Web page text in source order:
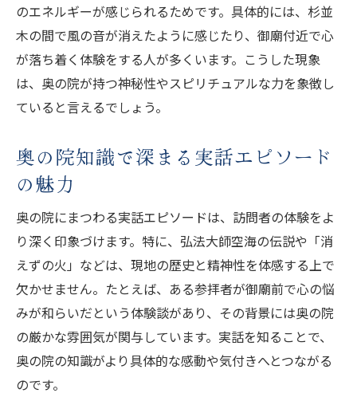
のエネルギーが感じられるためです。具体的には、杉並
木の間で風の音が消えたように感じたり、御廟付近で心
が落ち着く体験をする人が多くいます。こうした現象
は、奥の院が持つ神秘性やスピリチュアルな力を象徴し
ていると言えるでしょう。
奥の院知識で深まる実話エピソード
の魅力
奥の院にまつわる実話エピソードは、訪問者の体験をよ
り深く印象づけます。特に、弘法大師空海の伝説や「消
えずの火」などは、現地の歴史と精神性を体感する上で
欠かせません。たとえば、ある参拝者が御廟前で心の悩
みが和らいだという体験談があり、その背景には奥の院
の厳かな雰囲気が関与しています。実話を知ることで、
奥の院の知識がより具体的な感動や気付きへとつながる
のです。